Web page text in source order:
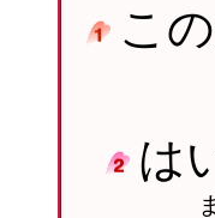
この
は
ま